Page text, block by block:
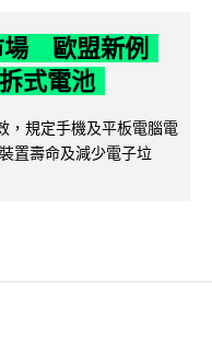
場 歐盟新例
式電池
，規定手機及平板電腦電
置壽命及減少電子垃